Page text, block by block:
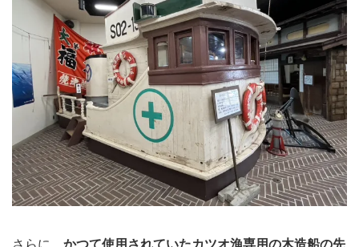
さらに、 かつて使用されていたカツオ漁専用の木造船の先